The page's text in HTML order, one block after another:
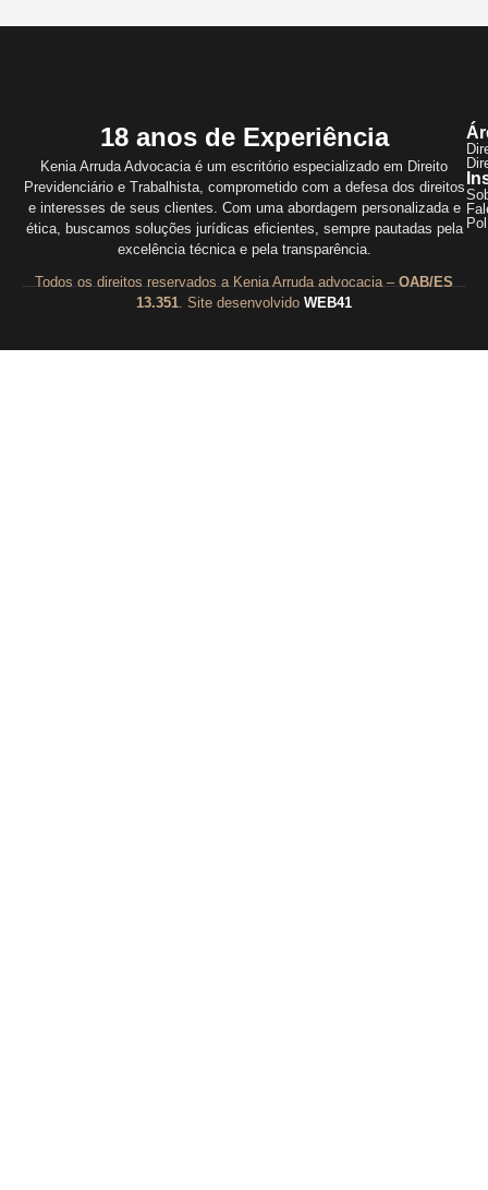
18 anos de Experiência
Kenia Arruda Advocacia é um escritório especializado em Direito
Previdenciário e Trabalhista, comprometido com a defesa dos direitos
e interesses de seus clientes. Com uma abordagem personalizada e
ética, buscamos soluções jurídicas eficientes, sempre pautadas pela
excelência técnica e pela transparência.
Todos os direitos reservados a Kenia Arruda advocacia – OAB/ES
13.351 . Site desenvolvido WEB41